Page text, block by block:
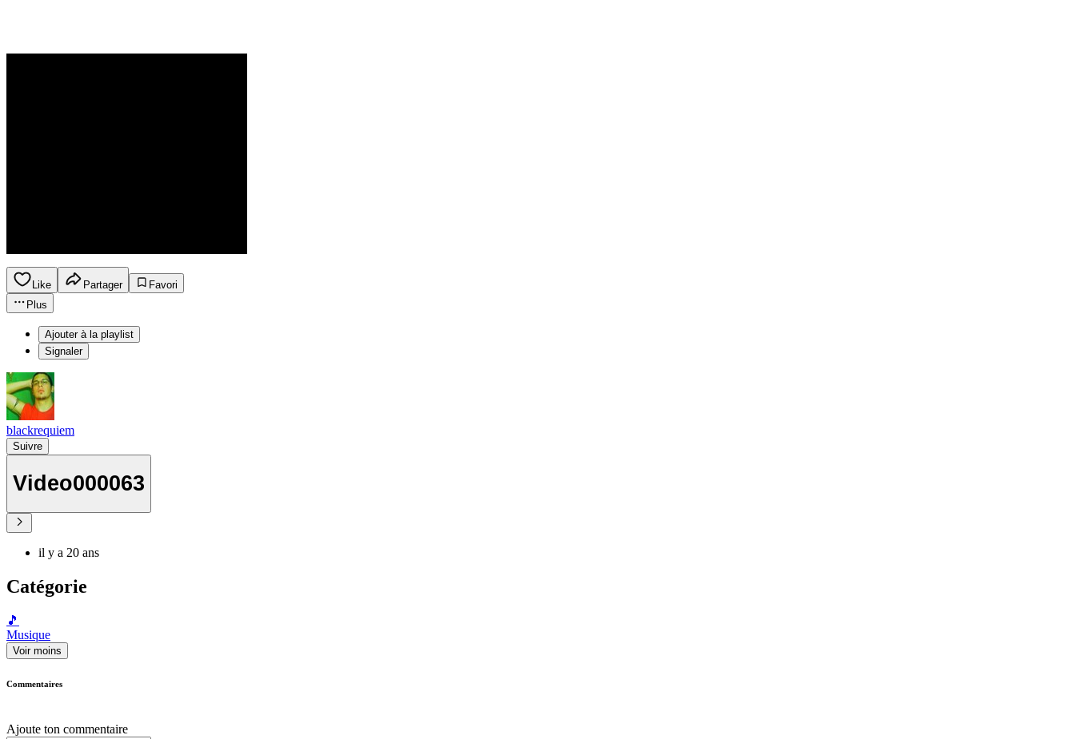
Like Partager
Favori
Plus
Ajouter à la playlist
Signaler
blackrequiem
Suivre
Video000063
il y a 20 ans
Catégorie
🎵
Musique
Voir moins
Commentaires
Ajoute ton commentaire